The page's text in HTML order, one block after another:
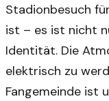
Stadionbesuch
ist – es ist nicht
Identität. Die
elektrisch zu
Fangemeinde ist